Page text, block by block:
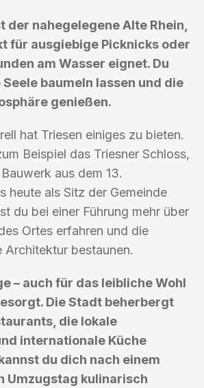
der nahegelegene Alte Rhein,
für ausgiebige Picknicks oder
am Wasser eignet. Du
baumeln lassen und die
genießen.
hat Triesen einiges zu bieten.
Beispiel das Triesner Schloss,
aus dem 13.
heute als Sitz der Gemeinde
du bei einer Führung mehr über
Ortes erfahren und die
Architektur bestaunen.
– auch für das leibliche Wohl
Die Stadt beherbergt
die lokale
internationale Küche
du dich nach einem
Umzugstag kulinarisch